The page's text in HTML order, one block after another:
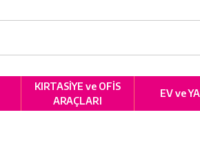
KIRTASİYE ve OFİS
ARAÇLARI
EV ve